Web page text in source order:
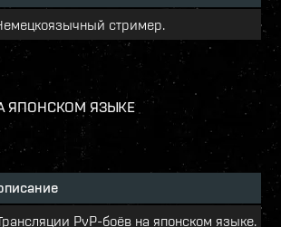
стример.
ЯПОНСКОМ ЯЗЫКЕ
PvP-боёв на японском языке.